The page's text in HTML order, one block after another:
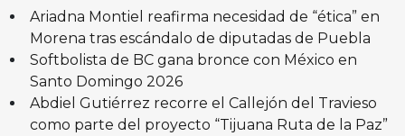
Ariadna Montiel reafirma necesidad de “ética” en
Morena tras escándalo de diputadas de Puebla
Softbolista de BC gana bronce con México en
Santo Domingo 2026
Abdiel Gutiérrez recorre el Callejón del Travieso
como parte del proyecto “Tijuana Ruta de la Paz”